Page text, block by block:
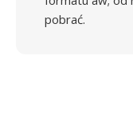
pobrać.